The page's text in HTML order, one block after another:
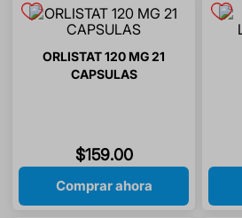
ORLISTAT 120 MG 21
CAPSULAS
$159.00
Comprar ahora